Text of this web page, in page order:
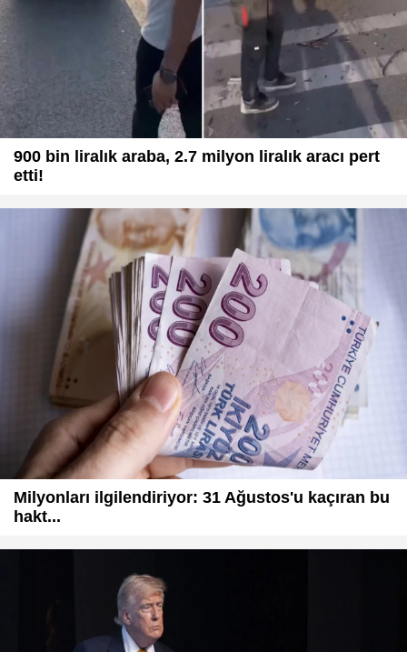
900 bin liralık araba, 2.7 milyon liralık aracı pert
etti!
Milyonları ilgilendiriyor: 31 Ağustos'u kaçıran bu
hakt...